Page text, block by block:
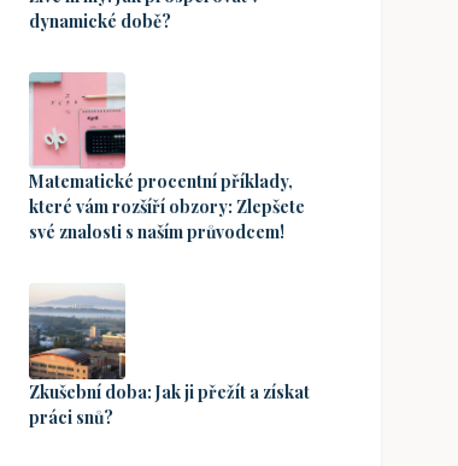
dynamické době?
Matematické procentní příklady,
které vám rozšíří obzory: Zlepšete
své znalosti s naším průvodcem!
Zkušební doba: Jak ji přežít a získat
práci snů?